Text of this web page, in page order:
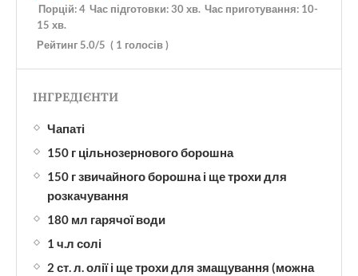
Порцій:4 Час підготовки:30 хв. Час приготування: 10-
15 хв.
Рейтинг 5.0/5 ( 1 голосів )
ІНГРЕДІЄНТИ
Чапаті
150 г цільнозернового борошна
150 г звичайного борошна і ще трохи для
розкачування
180 мл гарячої води
1 ч.л солі
2 ст. л. олії і ще трохи для змащування (можна